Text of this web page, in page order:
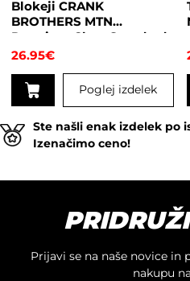
Blokeji CRANK
BROTHERS MTN
Premium Cleat Standard
6°
26.95€
Poglej izdelek
Ste našli enak izdelek po
Izenačimo ceno!
Prijavi se na naše novice in
nakupu